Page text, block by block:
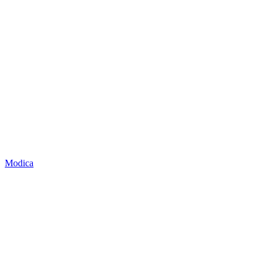
Modica